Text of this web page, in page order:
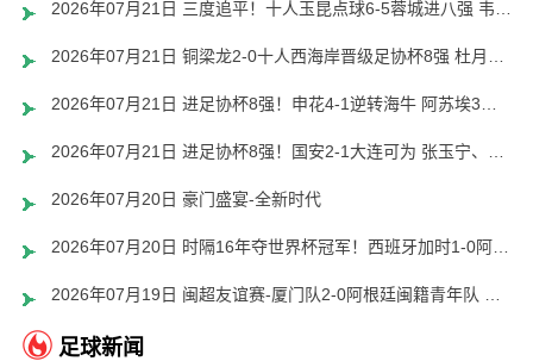
2026年07月20日 豪门盛宴-全新时代
2026年07月20日 时隔16年夺世界杯冠军！西班牙加时1-0阿根廷 费兰制胜恩佐染红
足球新闻